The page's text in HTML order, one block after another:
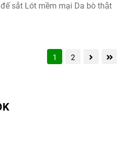
sắt Lót mềm mại Da bò thật
1 2